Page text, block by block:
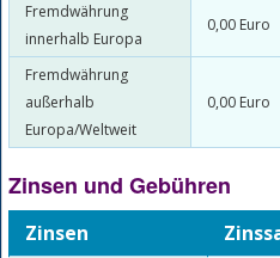
Fremdwährung
innerhalb Europa
0,00 Euro
Fremdwährung
außerhalb
Europa/Weltweit
0,00 Euro
Zinsen und Gebühren
Zinsen